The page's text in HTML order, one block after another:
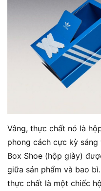
Vâng, thực chất nó là
phong cách cực kỳ
Box Shoe (hộp giày)
giữa sản phẩm và bao
thực chất là một chiếc